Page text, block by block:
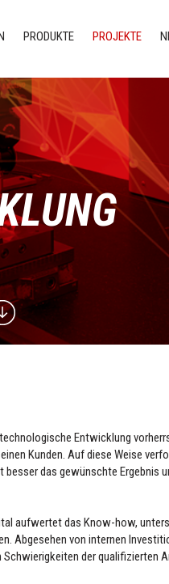
PRODUKTE PROJEKTE
Entwicklung
Kunden. Auf diese Weise
besser das gewünschte Ergebnis
aufwertet das Know-how,
Abgesehen von internen
der qualifizierten